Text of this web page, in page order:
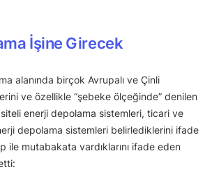
İşine Girecek
alanında birçok Avrupalı ve Çinli
ve özellikle “şebeke ölçeğinde” denilen
enerji depolama sistemleri, ticari ve
depolama sistemleri belirlediklerini ifade
ile mutabakata vardıklarını ifade eden